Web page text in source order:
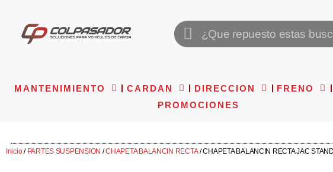
MANTENIMIENTO CARDAN DIRECCION FRENO
PROMOCIONES
Inicio/ PARTES SUSPENSION /CHAPETA BALANCIN RECTA/ CHAPETA BALANCIN RECTA JAC